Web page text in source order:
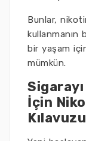
Bunlar,
kullanmanın
bir yaşam
mümkün.
İçin
Kılavuzu